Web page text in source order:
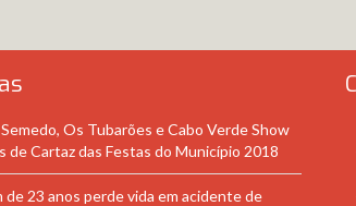
Os Tubarões e Cabo Verde Show
de Cartaz das Festas do Município 2018
de 23 anos perde vida em acidente de